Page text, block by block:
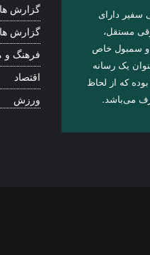
سفیر دارای
مستقل،
و سمبول خاص
یک رسانه
که از لحاظ
می‌باشد.
گزارش
گزارش
فرهنگ و
اقتصاد
ورزش